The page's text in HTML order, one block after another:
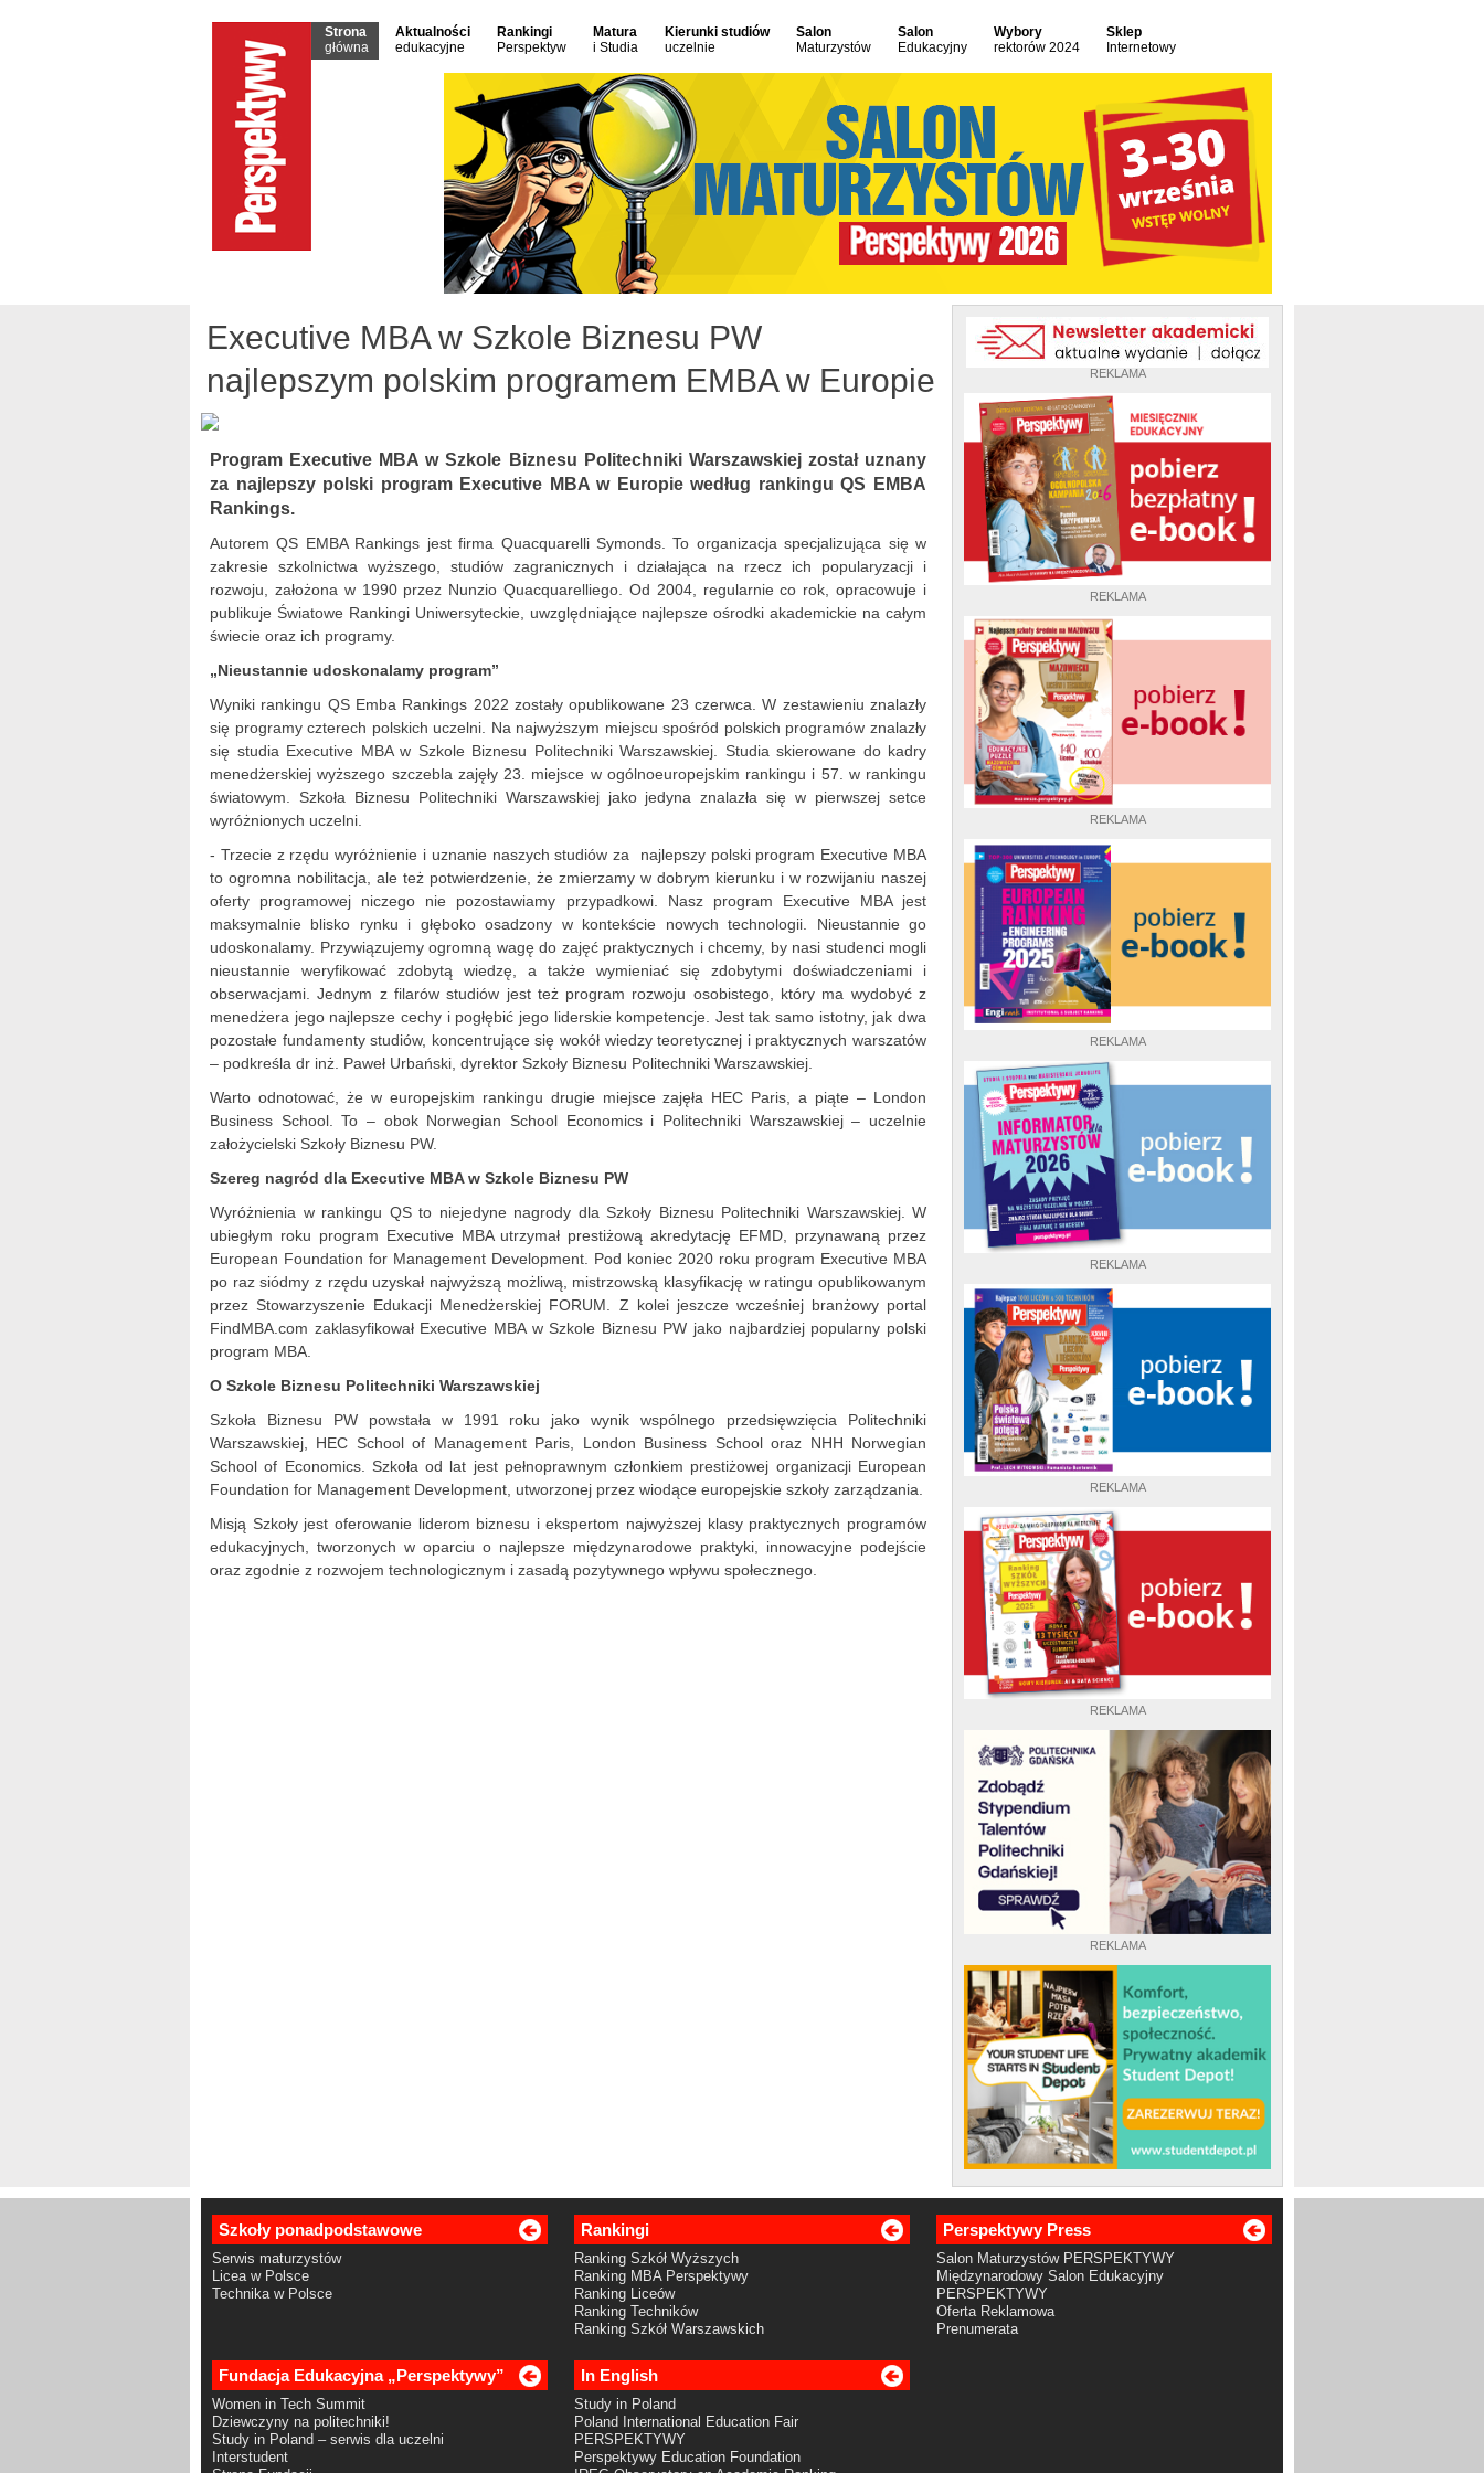
Strona
główna
Aktualności
edukacyjne
Rankingi
Perspektyw
Matura
i Studia
Kierunki studiów
uczelnie
Salon
Maturzystów
Salon
Edukacyjny
Wybory
rektorów 2024
Sklep
Internetowy
REKLAMA
REKLAMA
REKLAMA
REKLAMA
REKLAMA
REKLAMA
REKLAMA
REKLAMA
Executive MBA w Szkole Biznesu PW
najlepszym polskim programem EMBA w Europie
Program Executive MBA w Szkole Biznesu Politechniki Warszawskiej został uznany
za najlepszy polski program Executive MBA w Europie według rankingu QS EMBA
Rankings.
Autorem QS EMBA Rankings jest firma Quacquarelli Symonds. To organizacja specjalizująca się w
zakresie szkolnictwa wyższego, studiów zagranicznych i działająca na rzecz ich popularyzacji i
rozwoju, założona w 1990 przez Nunzio Quacquarelliego. Od 2004, regularnie co rok, opracowuje i
publikuje Światowe Rankingi Uniwersyteckie, uwzględniające najlepsze ośrodki akademickie na całym
świecie oraz ich programy.
„Nieustannie udoskonalamy program”
Wyniki rankingu QS Emba Rankings 2022 zostały opublikowane 23 czerwca. W zestawieniu znalazły
się programy czterech polskich uczelni. Na najwyższym miejscu spośród polskich programów znalazły
się studia Executive MBA w Szkole Biznesu Politechniki Warszawskiej. Studia skierowane do kadry
menedżerskiej wyższego szczebla zajęły 23. miejsce w ogólnoeuropejskim rankingu i 57. w rankingu
światowym. Szkoła Biznesu Politechniki Warszawskiej jako jedyna znalazła się w pierwszej setce
wyróżnionych uczelni.
- Trzecie z rzędu wyróżnienie i uznanie naszych studiów za najlepszy polski program Executive MBA
to ogromna nobilitacja, ale też potwierdzenie, że zmierzamy w dobrym kierunku i w rozwijaniu naszej
oferty programowej niczego nie pozostawiamy przypadkowi. Nasz program Executive MBA jest
maksymalnie blisko rynku i głęboko osadzony w kontekście nowych technologii. Nieustannie go
udoskonalamy. Przywiązujemy ogromną wagę do zajęć praktycznych i chcemy, by nasi studenci mogli
nieustannie weryfikować zdobytą wiedzę, a także wymieniać się zdobytymi doświadczeniami i
obserwacjami. Jednym z filarów studiów jest też program rozwoju osobistego, który ma wydobyć z
menedżera jego najlepsze cechy i pogłębić jego liderskie kompetencje. Jest tak samo istotny, jak dwa
pozostałe fundamenty studiów, koncentrujące się wokół wiedzy teoretycznej i praktycznych warszatów
– podkreśla dr inż. Paweł Urbański, dyrektor Szkoły Biznesu Politechniki Warszawskiej.
Warto odnotować, że w europejskim rankingu drugie miejsce zajęła HEC Paris, a piąte – London
Business School. To – obok Norwegian School Economics i Politechniki Warszawskiej – uczelnie
założycielski Szkoły Biznesu PW.
Szereg nagród dla Executive MBA w Szkole Biznesu PW
Wyróżnienia w rankingu QS to niejedyne nagrody dla Szkoły Biznesu Politechniki Warszawskiej. W
ubiegłym roku program Executive MBA utrzymał prestiżową akredytację EFMD, przynawaną przez
European Foundation for Management Development. Pod koniec 2020 roku program Executive MBA
po raz siódmy z rzędu uzyskał najwyższą możliwą, mistrzowską klasyfikację w ratingu opublikowanym
przez Stowarzyszenie Edukacji Menedżerskiej FORUM. Z kolei jeszcze wcześniej branżowy portal
FindMBA.com zaklasyfikował Executive MBA w Szkole Biznesu PW jako najbardziej popularny polski
program MBA.
O Szkole Biznesu Politechniki Warszawskiej
Szkoła Biznesu PW powstała w 1991 roku jako wynik wspólnego przedsięwzięcia Politechniki
Warszawskiej, HEC School of Management Paris, London Business School oraz NHH Norwegian
School of Economics. Szkoła od lat jest pełnoprawnym członkiem prestiżowej organizacji European
Foundation for Management Development, utworzonej przez wiodące europejskie szkoły zarządzania.
Misją Szkoły jest oferowanie liderom biznesu i ekspertom najwyższej klasy praktycznych programów
edukacyjnych, tworzonych w oparciu o najlepsze międzynarodowe praktyki, innowacyjne podejście
oraz zgodnie z rozwojem technologicznym i zasadą pozytywnego wpływu społecznego.
Szkoły ponadpodstawowe
Serwis maturzystów
Licea w Polsce
Technika w Polsce
Rankingi
Ranking Szkół Wyższych
Ranking MBA Perspektywy
Ranking Liceów
Ranking Techników
Ranking Szkół Warszawskich
Perspektywy Press
Salon Maturzystów PERSPEKTYWY
Międzynarodowy Salon Edukacyjny
PERSPEKTYWY
Oferta Reklamowa
Prenumerata
Fundacja Edukacyjna „Perspektywy”
Women in Tech Summit
Dziewczyny na politechniki!
Study in Poland – serwis dla uczelni
Interstudent
In English
Study in Poland
Poland International Education Fair
PERSPEKTYWY
Perspektywy Education Foundation